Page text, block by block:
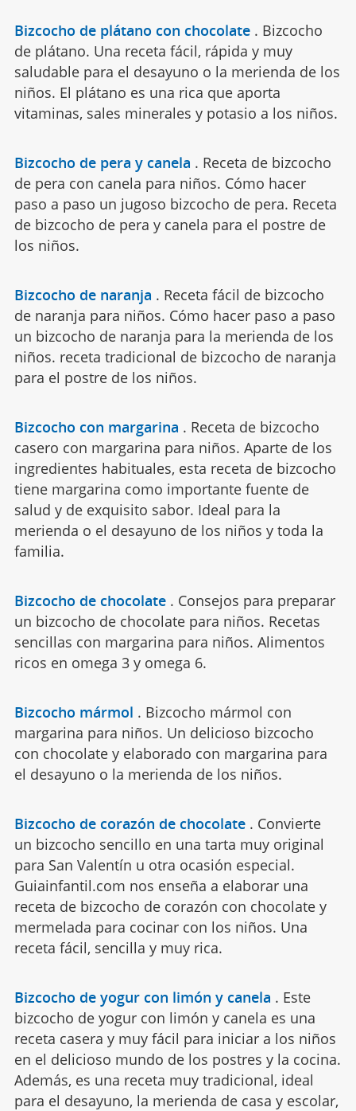
Bizcocho de plátano con chocolate . Bizcocho
de plátano. Una receta fácil, rápida y muy
saludable para el desayuno o la merienda de los
niños. El plátano es una rica que aporta
vitaminas, sales minerales y potasio a los niños.
Bizcocho de pera y canela . Receta de bizcocho
de pera con canela para niños. Cómo hacer
paso a paso un jugoso bizcocho de pera. Receta
de bizcocho de pera y canela para el postre de
los niños.
Bizcocho de naranja . Receta fácil de bizcocho
de naranja para niños. Cómo hacer paso a paso
un bizcocho de naranja para la merienda de los
niños. receta tradicional de bizcocho de naranja
para el postre de los niños.
Bizcocho con margarina . Receta de bizcocho
casero con margarina para niños. Aparte de los
ingredientes habituales, esta receta de bizcocho
tiene margarina como importante fuente de
salud y de exquisito sabor. Ideal para la
merienda o el desayuno de los niños y toda la
familia.
Bizcocho de chocolate . Consejos para preparar
un bizcocho de chocolate para niños. Recetas
sencillas con margarina para niños. Alimentos
ricos en omega 3 y omega 6.
Bizcocho mármol . Bizcocho mármol con
margarina para niños. Un delicioso bizcocho
con chocolate y elaborado con margarina para
el desayuno o la merienda de los niños.
Bizcocho de corazón de chocolate . Convierte
un bizcocho sencillo en una tarta muy original
para San Valentín u otra ocasión especial.
Guiainfantil.com nos enseña a elaborar una
receta de bizcocho de corazón con chocolate y
mermelada para cocinar con los niños. Una
receta fácil, sencilla y muy rica.
Bizcocho de yogur con limón y canela . Este
bizcocho de yogur con limón y canela es una
receta casera y muy fácil para iniciar a los niños
en el delicioso mundo de los postres y la cocina.
Además, es una receta muy tradicional, ideal
para el desayuno, la merienda de casa y escolar,